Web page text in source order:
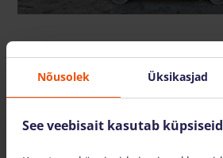
Samuti pakume
Nõusolek Üksikasjad
See veebisait kasutab küpsiseid